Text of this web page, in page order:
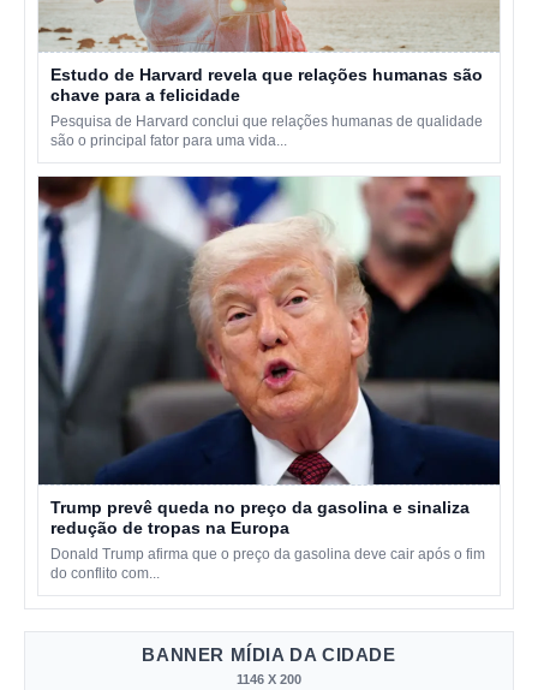
Estudo de Harvard revela que relações humanas são
chave para a felicidade
Pesquisa de Harvard conclui que relações humanas de qualidade
são o principal fator para uma vida...
Trump prevê queda no preço da gasolina e sinaliza
redução de tropas na Europa
Donald Trump afirma que o preço da gasolina deve cair após o fim
do conflito com...
BANNER MÍDIA DA CIDADE
1146 X 200